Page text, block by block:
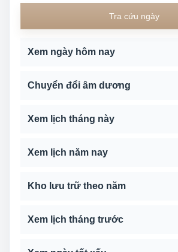
Tra cứu ngày
Xem ngày hôm nay
Chuyển đổi âm dương
Xem lịch tháng này
Xem lịch năm nay
Kho lưu trữ theo năm
Xem lịch tháng trước